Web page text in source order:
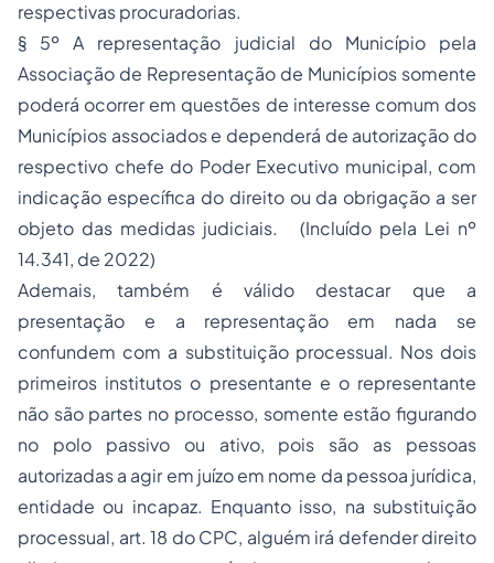
respectivas procuradorias.
§ 5º A representação judicial do Município pela
Associação de Representação de Municípios somente
poderá ocorrer em questões de interesse comum dos
Municípios associados e dependerá de autorização do
respectivo chefe do Poder Executivo municipal, com
indicação específica do direito ou da obrigação a ser
objeto das medidas judiciais. (Incluído pela Lei nº
14.341, de 2022)
Ademais, também é válido destacar que a
presentação e a representação em nada se
confundem com a substituição processual. Nos dois
primeiros institutos o presentante e o representante
não são partes no processo, somente estão figurando
no polo passivo ou ativo, pois são as pessoas
autorizadas a agir em juízo em nome da pessoa jurídica,
entidade ou incapaz. Enquanto isso, na substituição
processual, art. 18 do CPC, alguém irá defender direito